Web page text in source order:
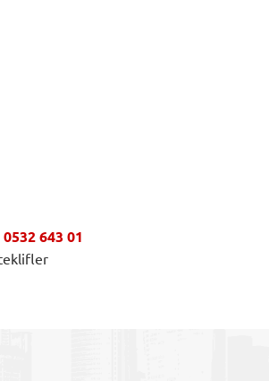
0532 643 01
teklifler